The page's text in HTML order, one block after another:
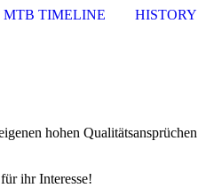
MTB TIMELINE HISTORY
hohen
ihr Interesse!